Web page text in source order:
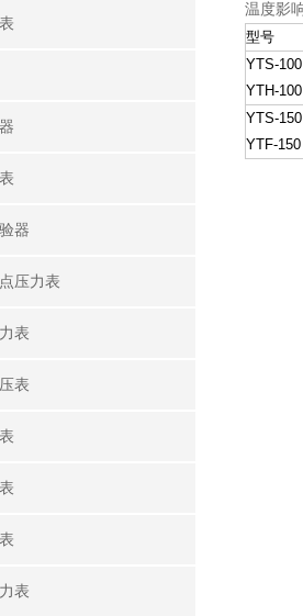
器
压力表
表
表
表
温度影
型号
YTS-100
YTH-100
YTS-150
YTF-150